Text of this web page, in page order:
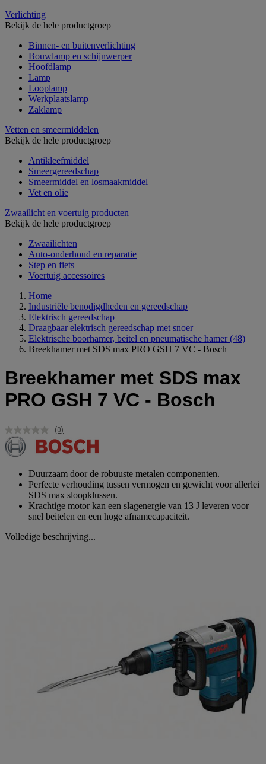
Verlichting
Bekijk de hele productgroep
Binnen- en buitenverlichting
Bouwlamp en schijnwerper
Hoofdlamp
Lamp
Looplamp
Werkplaatslamp
Zaklamp
Vetten en smeermiddelen
Bekijk de hele productgroep
Antikleefmiddel
Smeergereedschap
Smeermiddel en losmaakmiddel
Vet en olie
Zwaailicht en voertuig producten
Bekijk de hele productgroep
Zwaailichten
Auto-onderhoud en reparatie
Step en fiets
Voertuig accessoires
Home
Industriële benodigdheden en gereedschap
Elektrisch gereedschap
Draagbaar elektrisch gereedschap met snoer
Elektrische boorhamer, beitel en pneumatische hamer (48)
Breekhamer met SDS max PRO GSH 7 VC - Bosch
Breekhamer met SDS max
PRO GSH 7 VC - Bosch
Geen
scorewaarde.
Dezelfde
(0)
Duurzaam door de robuuste metalen componenten.
Perfecte verhouding tussen vermogen en gewicht voor allerlei
SDS max sloopklussen.
Krachtige motor kan een slagenergie van 13 J leveren voor
snel beitelen en een hoge afnamecapaciteit.
Volledige beschrijving...